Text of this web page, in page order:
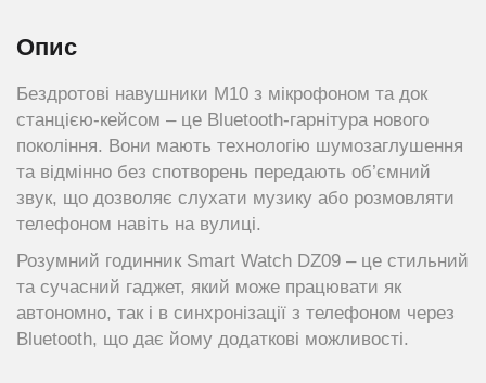
Опис
Бездротові навушники M10 з мікрофоном та док
станцією-кейсом – це Bluetooth-гарнітура нового
покоління. Вони мають технологію шумозаглушення
та відмінно без спотворень передають об’ємний
звук, що дозволяє слухати музику або розмовляти
телефоном навіть на вулиці.
Розумний годинник Smart Watch DZ09 – це стильний
та сучасний гаджет, який може працювати як
автономно, так і в синхронізації з телефоном через
Bluetooth, що дає йому додаткові можливості.